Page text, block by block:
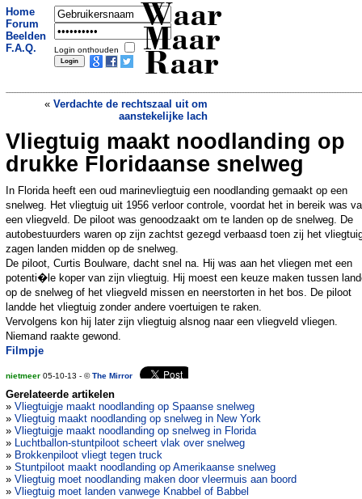
Home
Forum
Beelden
F.A.Q.
Login onthouden
Waar
Maar
Raar
« Verdachte de rechtszaal uit om
aanstekelijke lach
Opa schrijft brief aan dochter omdat zij
haar homoseksuele zoon uit huis heeft
geschopt»
Vliegtuig maakt noodlanding op
drukke Floridaanse snelweg
In Florida heeft een oud marinevliegtuig een noodlanding gemaakt op een
snelweg. Het vliegtuig uit 1956 verloor controle, voordat het in bereik was
een vliegveld. De piloot was genoodzaakt om te landen op de snelweg. De
autobestuurders waren op zijn zachtst gezegd verbaasd toen zij het
zagen landen midden op de snelweg.
De piloot, Curtis Boulware, dacht snel na. Hij was aan het vliegen met een
potenti�le koper van zijn vliegtuig. Hij moest een keuze maken tussen
op de snelweg of het vliegveld missen en neerstorten in het bos. De piloot
landde het vliegtuig zonder andere voertuigen te raken.
Vervolgens kon hij later zijn vliegtuig alsnog naar een vliegveld vliegen.
Niemand raakte gewond.
Filmpje
nietmeer 05-10-13 - ©The Mirror
Gerelateerde artikelen
» Vliegtuigje maakt noodlanding op Spaanse snelweg
» Vliegtuig maakt noodlanding op snelweg in New York
» Vliegtuigje maakt noodlanding op snelweg in Florida
» Luchtballon-stuntpiloot scheert vlak over snelweg
» Brokkenpiloot vliegt tegen truck
» Stuntpiloot maakt noodlanding op Amerikaanse snelweg
» Vliegtuig moet noodlanding maken door vleermuis aan boord
» Vliegtuig moet landen vanwege Knabbel of Babbel